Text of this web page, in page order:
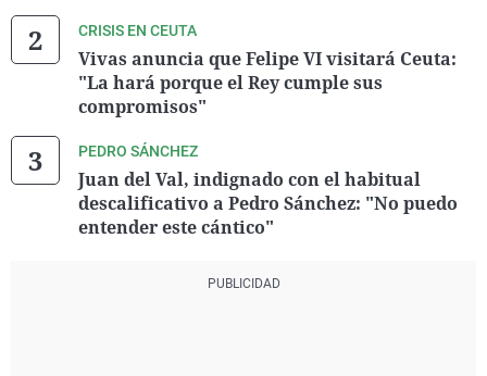
CRISIS EN CEUTA
Vivas anuncia que Felipe VI visitará Ceuta:
"La hará porque el Rey cumple sus
compromisos"
PEDRO SÁNCHEZ
Juan del Val, indignado con el habitual
descalificativo a Pedro Sánchez: "No puedo
entender este cántico"